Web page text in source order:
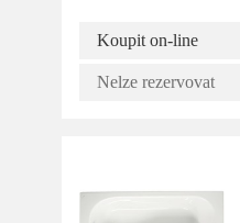
Koupit on-line
Nelze rezervovat